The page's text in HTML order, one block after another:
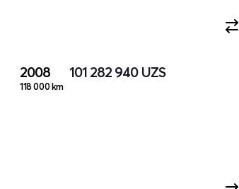
2008
118 000 km
101 282 940 UZS